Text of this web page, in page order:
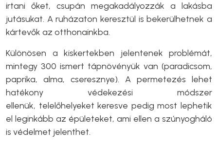
irtani őket, csupán megakadályozzák a lakásba
jutásukat. A ruházaton keresztül is bekerülhetnek a
kártevők az otthonainkba.
Különösen a kiskertekben jelentenek problémát,
mintegy 300 ismert tápnövényük van (paradicsom,
paprika, alma, cseresznye). A permetezés lehet
hatékony védekezési módszer
ellenük, telelőhelyeket keresve pedig most lephetik
el leginkább az épületeket, ami ellen a szúnyogháló
is védelmet jelenthet.